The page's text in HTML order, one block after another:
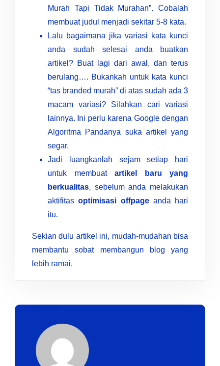
Murah Tapi Tidak Murahan”. Cobalah
membuat judul menjadi sekitar 5-8 kata.
Lalu bagaimana jika variasi kata kunci
anda sudah selesai anda buatkan
artikel? Buat lagi dari awal, dan terus
berulang…. Bukankah untuk kata kunci
“tas branded murah” di atas sudah ada 3
macam variasi? Silahkan cari variasi
lainnya. Ini perlu karena Google dengan
Algoritma Pandanya suka artikel yang
segar.
Jadi luangkanlah sejam setiap hari
untuk membuat artikel baru yang
berkualitas, sebelum anda melakukan
aktifitasoptimisasi offpageanda hari
itu.
Sekian dulu artikel ini, mudah-mudahan bisa
membantu sobat membangun blog yang
lebih ramai.